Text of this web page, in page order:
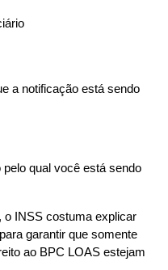
a notificação está sendo
qual você está sendo
o INSS costuma explicar
garantir que somente
ao BPC LOAS estejam